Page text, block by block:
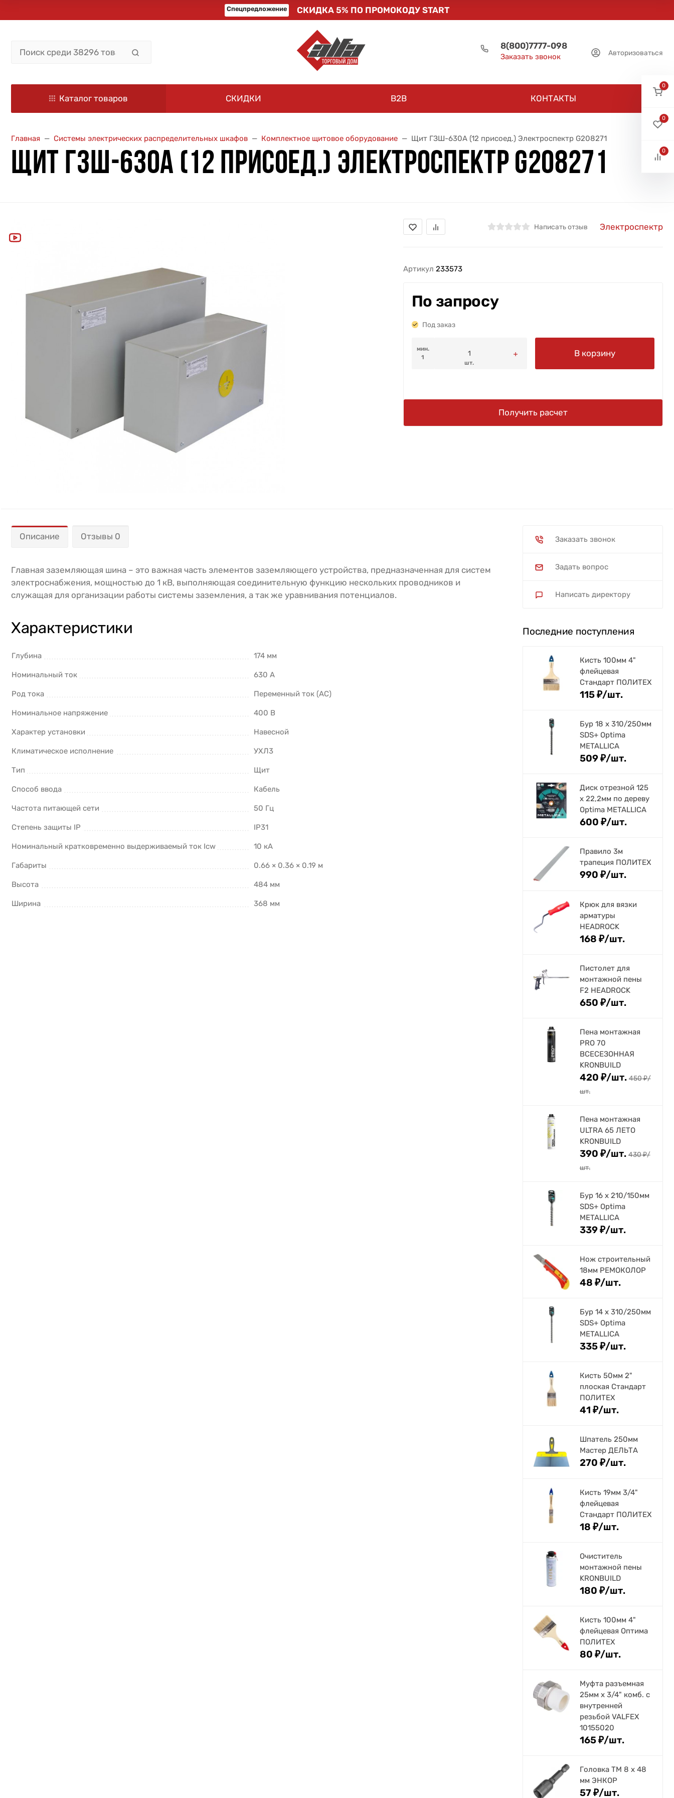
Спецпредложение СКИДКА 5% ПО ПРОМОКОДУ START
8(800)7777-098
Заказать звонок Авторизоваться
Каталог товаров СКИДКИ B2B КОНТАКТЫ
Главная Системы электрических распределительных шкафов Комплектное щитовое оборудование Щит ГЗШ-630А (12 присоед.) Электроспектр G208271
ЩИТ ГЗШ-630А (12 ПРИСОЕД.) ЭЛЕКТРОСПЕКТР G208271
Написать отзыв Электроспектр
Артикул 233573
По запросу
Под заказ
мин.
1
шт.
В корзину
Получить расчет
Описание Отзывы 0
Главная заземляющая шина – это важная часть элементов заземляющего устройства, предназначенная для систем
электроснабжения, мощностью до 1 кВ, выполняющая соединительную функцию нескольких проводников и
служащая для организации работы системы заземления, а так же уравнивания потенциалов.
Характеристики
Глубина 174 мм
Номинальный ток 630 А
Род тока Переменный ток (AC)
Номинальное напряжение 400 В
Характер установки Навесной
Климатическое исполнение УХЛ3
Тип Щит
Способ ввода Кабель
Частота питающей сети 50 Гц
Степень защиты IP IP31
Номинальный кратковременно выдерживаемый ток Icw 10 кА
Габариты 0.66 × 0.36 × 0.19 м
Высота 484 мм
Ширина 368 мм
Заказать звонок
Задать вопрос
Написать директору
Последние поступления
Кисть 100мм 4"
флейцевая
Стандарт ПОЛИТЕХ
115₽/шт.
Бур 18 х 310/250мм
SDS+ Optima
METALLICA
509₽/шт.
Диск отрезной 125
x 22,2мм по дереву
Optima METALLICA
600 ₽/шт.
Правило 3м
трапеция ПОЛИТЕХ
990 ₽/шт.
Крюк для вязки
арматуры
HEADROCK
168 ₽/шт.
Пистолет для
монтажной пены
F2 HEADROCK
650 ₽/шт.
Пена монтажная
PRO 70
ВСЕСЕЗОННАЯ
KRONBUILD
420 ₽/шт. 450₽/
шт.
Пена монтажная
ULTRA 65 ЛЕТО
KRONBUILD
390 ₽/шт. 430₽/
шт.
Бур 16 х 210/150мм
SDS+ Optima
METALLICA
339₽/шт.
Нож строительный
18мм РЕМОКОЛОР
48 ₽/шт.
Бур 14 х 310/250мм
SDS+ Optima
METALLICA
335₽/шт.
Кисть 50мм 2"
плоская Стандарт
ПОЛИТЕХ
41 ₽/шт.
Шпатель 250мм
Мастер ДЕЛЬТА
270 ₽/шт.
Кисть 19мм 3/4"
флейцевая
Стандарт ПОЛИТЕХ
18 ₽/шт.
Очиститель
монтажной пены
KRONBUILD
180 ₽/шт.
Кисть 100мм 4"
флейцевая Оптима
ПОЛИТЕХ
80 ₽/шт.
Муфта разъемная
25мм х 3/4" комб. с
внутренней
резьбой VALFEX
10155020
165₽/шт.
Головка ТМ 8 х 48
мм ЭНКОР
57 ₽/шт.
0
0
0